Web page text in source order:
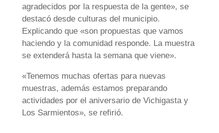
agradecidos por la respuesta de la gente», se
destacó desde culturas del municipio.
Explicando que «son propuestas que vamos
haciendo y la comunidad responde. La muestra
se extenderá hasta la semana que viene».
«Tenemos muchas ofertas para nuevas
muestras, además estamos preparando
actividades por el aniversario de Vichigasta y
Los Sarmientos», se refirió.